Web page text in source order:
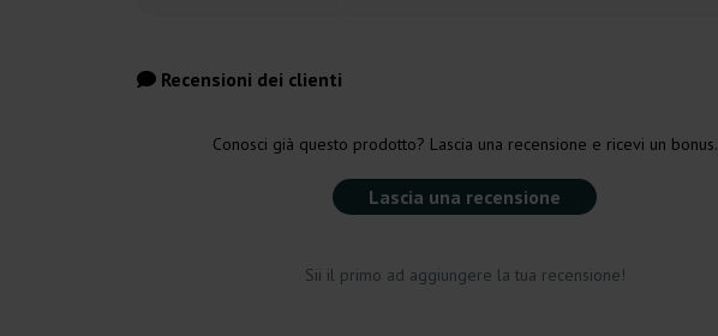
Recensioni dei clienti
Conosci già questo prodotto? Lascia una recensione e ricevi un bonus.
Lascia una recensione
Sii il primo ad aggiungere la tua recensione!